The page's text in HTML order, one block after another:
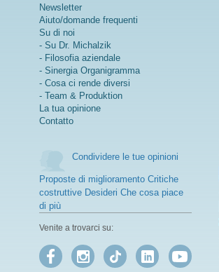
Newsletter
Aiuto/domande frequenti
Su di noi
- Su Dr. Michalzik
- Filosofia aziendale
- Sinergia Organigramma
- Cosa ci rende diversi
- Team & Produktion
La tua opinione
Contatto
Condividere le tue opinioni
Proposte di miglioramento Critiche
costruttive Desideri Che cosa piace
di più
Venite a trovarci su: